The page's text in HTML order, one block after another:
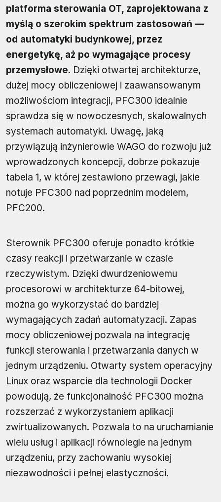
platforma sterowania OT, zaprojektowana z
myślą o szerokim spektrum zastosowań —
od automatyki budynkowej, przez
energetykę, aż po wymagające procesy
przemysłowe. Dzięki otwartej architekturze,
dużej mocy obliczeniowej i zaawansowanym
możliwościom integracji, PFC300 idealnie
sprawdza się w nowoczesnych, skalowalnych
systemach automatyki. Uwagę, jaką
przywiązują inżynierowie WAGO do rozwoju już
wprowadzonych koncepcji, dobrze pokazuje
tabela 1, w której zestawiono przewagi, jakie
notuje PFC300 nad poprzednim modelem,
PFC200.
Sterownik PFC300 oferuje ponadto krótkie
czasy reakcji i przetwarzanie w czasie
rzeczywistym. Dzięki dwurdzeniowemu
procesorowi w architekturze 64-bitowej,
można go wykorzystać do bardziej
wymagających zadań automatyzacji. Zapas
mocy obliczeniowej pozwala na integrację
funkcji sterowania i przetwarzania danych w
jednym urządzeniu. Otwarty system operacyjny
Linux oraz wsparcie dla technologii Docker
powodują, że funkcjonalność PFC300 można
rozszerzać z wykorzystaniem aplikacji
zwirtualizowanych. Pozwala to na uruchamianie
wielu usług i aplikacji równolegle na jednym
urządzeniu, przy zachowaniu wysokiej
niezawodności i pełnej elastyczności.